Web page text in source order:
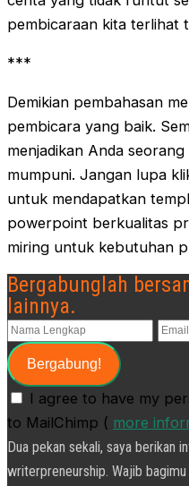
pembicaraan kita terlihat
***
Demikian pembahasan
pembicara yang baik.
menjadikan Anda seorang
mumpuni. Jangan lupa
untuk mendapatkan
powerpoint berkualitas
miring untuk kebutuhan
Bergabunglah
lainnya.
I agree to have my
to MailChimp ( more
Dua pekan sekali, saya berikan
writerpreneurship. Wajib